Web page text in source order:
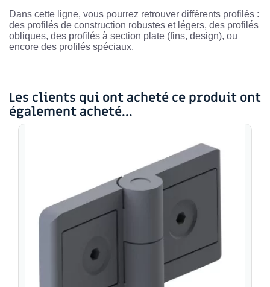
Dans cette ligne, vous pourrez retrouver différents profilés :
des profilés de construction robustes et légers, des profilés
obliques, des profilés à section plate (fins, design), ou
encore des profilés spéciaux.
Les clients qui ont acheté ce produit ont
également acheté...